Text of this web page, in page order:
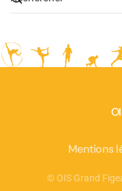
Mentions
© OIS Grand